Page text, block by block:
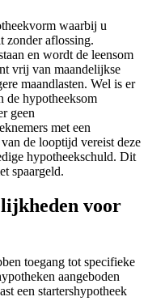
waarbij u
zonder aflossing.
en wordt de leensom
vrij van maandelijkse
maandlasten. Wel is er
de hypotheeksom
geen
met een
de looptijd vereist deze
hypotheekschuld. Dit
spaargeld.
voor
toegang tot specifieke
aangeboden
een startershypotheek